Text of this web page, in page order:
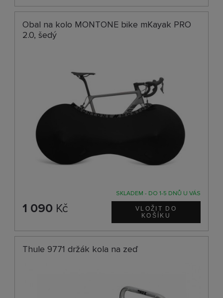
Obal na kolo MONTONE bike mKayak PRO
2.0, šedý
SKLADEM - DO 1-5 DNŮ U VÁS
1 090 Kč
Thule 9771 držák kola na zeď